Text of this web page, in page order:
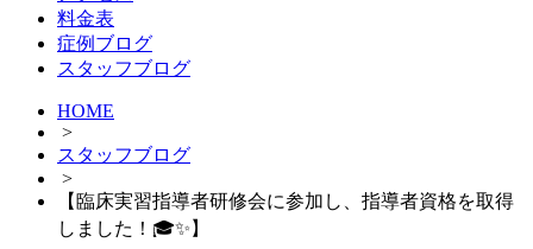
料金表
症例ブログ
スタッフブログ
HOME
>
スタッフブログ
>
【臨床実習指導者研修会に参加し、指導者資格を取得
しました！🎓✨】